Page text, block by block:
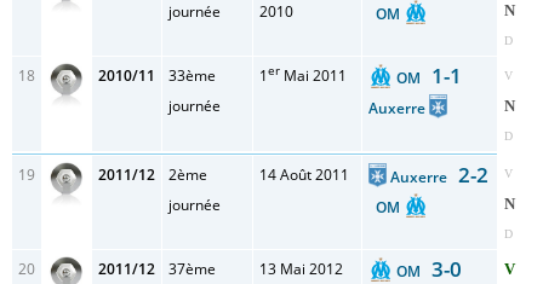
journée
2010
OM N
D
18 2010/11
33ème
journée
1er Mai 2011 OM 1-1
Auxerre
V
N
D
19 2011/12
2ème
journée
14 Août 2011 Auxerre2-2
OM
V
N
D
20 2011/12
37ème
13 Mai 2012 OM 3-0 V